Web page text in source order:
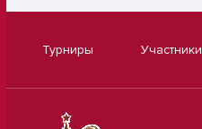
Турниры Участники